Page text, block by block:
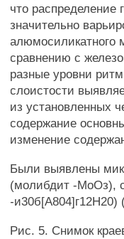
что
значительно
алюмосиликатного
сравнению с
разные уровни
слоистости
из установленных
содержание
изменение
Были выявлены
(молибдит -МоОз),
-и30б[А804]г12Н20)
Рис. 5. Снимок